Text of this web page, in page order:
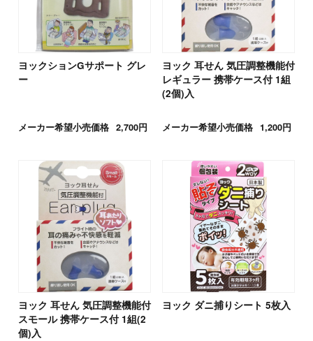
ヨックションGサポート グレ
ー
メーカー希望小売価格 2,700円
ヨック 耳せん 気圧調整機能付
レギュラー 携帯ケース付 1組
(2個)入
メーカー希望小売価格 1,200円
ヨック 耳せん 気圧調整機能付
スモール 携帯ケース付 1組(2
個)入
ヨック ダニ捕りシート 5枚入